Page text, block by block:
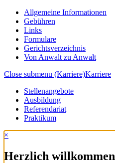
Allgemeine Informationen
Gebühren
Links
Formulare
Gerichtsverzeichnis
Von Anwalt zu Anwalt
Close submenu (Karriere)Karriere
Stellenangebote
Ausbildung
Referendariat
Praktikum
×
Herzlich willkommen